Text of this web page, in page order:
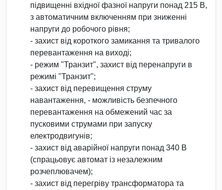
підвищенні вхідної фазної напруги понад 215 В,
з автоматичним включенням при зниженні
напруги до робочого рівня;
- захист від короткого замикання та тривалого
перевантаження на виході;
- режим "Транзит", захист від перенапруги в
режимі "Транзит";
- захист від перевищення струму
навантаження, - можливість безпечного
перевантаження на обмежений час за
пусковими струмами при запуску
електродвигунів;
- захист від аварійної напруги понад 340 В
(спрацьовує автомат із незалежним
розчеплювачем);
- захист від перегріву трансформатора та